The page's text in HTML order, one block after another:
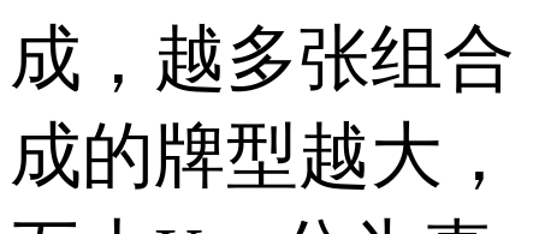
成，越多张组合
成的牌型越大，